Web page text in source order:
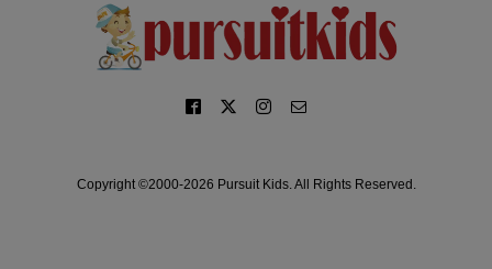
Copyright ©2000-2026 Pursuit Kids. All Rights Reserved.